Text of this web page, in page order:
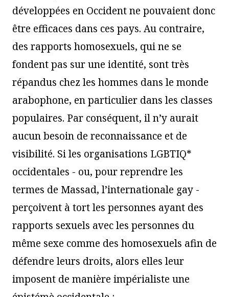
développées en Occident ne pouvaient donc
être efficaces dans ces pays. Au contraire,
des rapports homosexuels, qui ne se
fondent pas sur une identité, sont très
répandus chez les hommes dans le monde
arabophone, en particulier dans les classes
populaires. Par conséquent, il n’y aurait
aucun besoin de reconnaissance et de
visibilité. Si les organisations LGBTIQ*
occidentales - ou, pour reprendre les
termes de Massad, l’internationale gay -
perçoivent à tort les personnes ayant des
rapports sexuels avec les personnes du
même sexe comme des homosexuels afin de
défendre leurs droits, alors elles leur
imposent de manière impérialiste une